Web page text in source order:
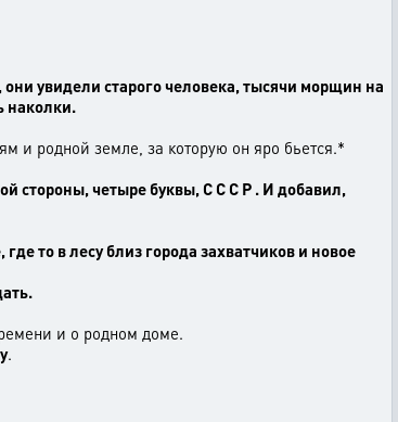
увидели старого человека, тысячи морщин на
наколки.
и родной земле, за которую он яро бьется.*
стороны, четыре буквы, С С С Р . И добавил,
то в лесу близ города захватчиков и новое
и о родном доме.
.